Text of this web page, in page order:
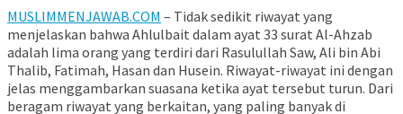
MUSLIMMENJAWAB.COM – Tidak sedikit riwayat yang
menjelaskan bahwa Ahlulbait dalam ayat 33 surat Al-Ahzab
adalah lima orang yang terdiri dari Rasulullah Saw, Ali bin Abi
Thalib, Fatimah, Hasan dan Husein. Riwayat-riwayat ini dengan
jelas menggambarkan suasana ketika ayat tersebut turun. Dari
beragam riwayat yang berkaitan, yang paling banyak di